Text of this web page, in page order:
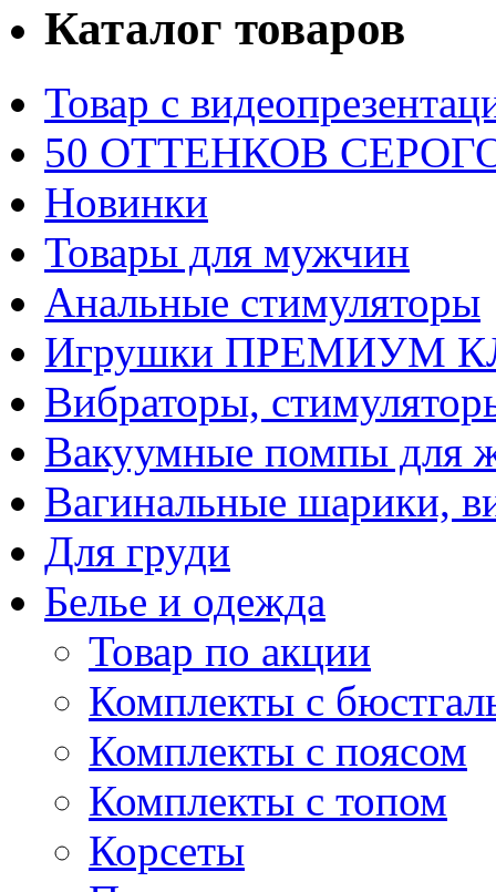
Каталог товаров
Товар с
50 ОТТЕНКОВ
Новинки
Товары для мужчин
Анальные стимуляторы
Игрушки ПРЕМИУМ
Вибраторы,
Вакуумные помпы для
Вагинальные шарики,
Для груди
Белье и одежда
Товар по акции
Комплекты с
Комплекты с поясом
Комплекты с топом
Корсеты